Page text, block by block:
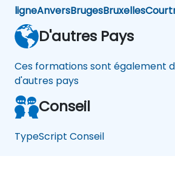
ligneAnversBrugesBruxelles
D'autres Pays
Ces formations sont également
d'autres pays
Conseil
TypeScript Conseil